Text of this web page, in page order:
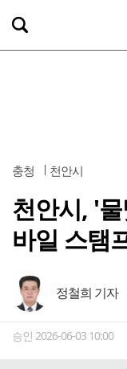
충청 천안시
천안시, '
바일 스탬
정철희 기자
승인 2026-06-03 10:00